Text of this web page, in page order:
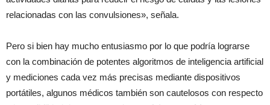
relacionadas con las convulsiones», señala.
Pero si bien hay mucho entusiasmo por lo que podría lograrse
con la combinación de potentes algoritmos de inteligencia artificial
y mediciones cada vez más precisas mediante dispositivos
portátiles, algunos médicos también son cautelosos con respecto